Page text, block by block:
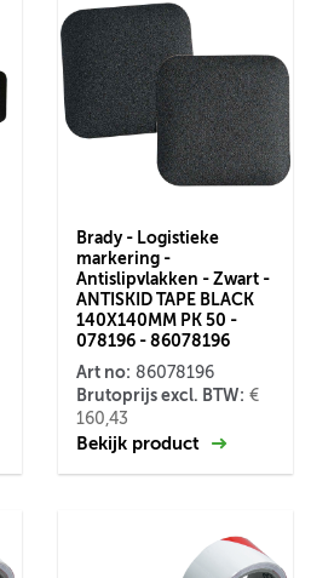
Brady - Logistieke
markering -
Antislipvlakken - Zwart -
ANTISKID TAPE BLACK
140X140MM PK 50 -
078196 - 86078196
Art no: 86078196
Brutoprijs excl. BTW: €
160,43
Bekijk product